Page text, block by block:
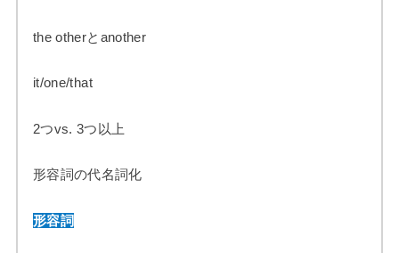
the otherとanother
it/one/that
2つvs. 3つ以上
形容詞の代名詞化
形容詞